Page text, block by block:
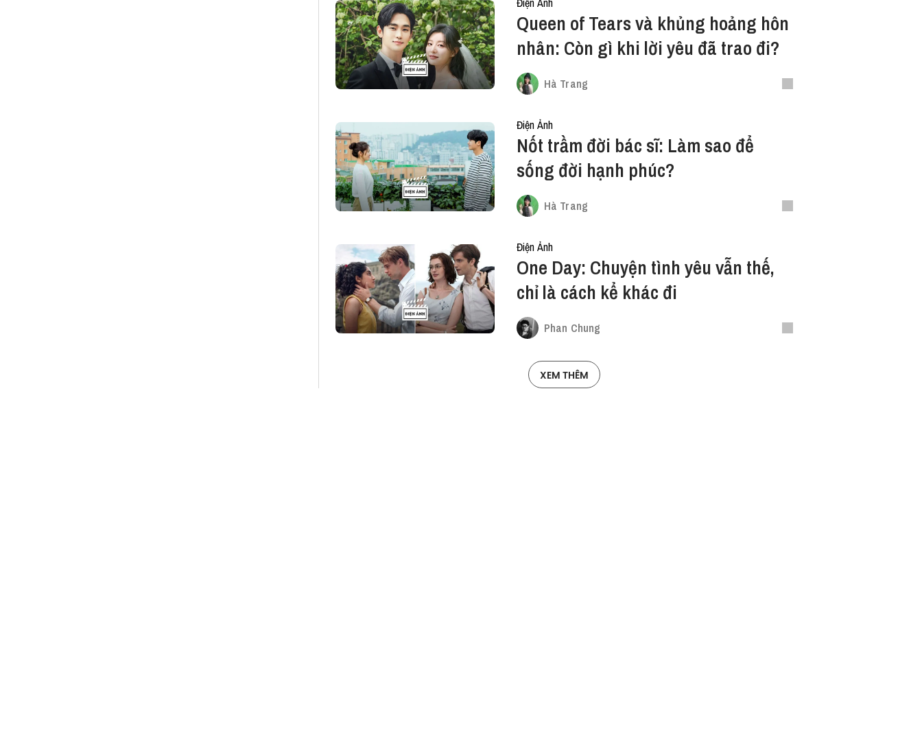
Queen of Tears và khủng hoảng hôn
nhân: Còn gì khi lời yêu đã trao đi?
Hà Trang
Điện Ảnh
Nốt trầm đời bác sĩ: Làm sao để
sống đời hạnh phúc?
Hà Trang
Điện Ảnh
One Day: Chuyện tình yêu vẫn thế,
chỉ là cách kể khác đi
Phan Chung
XEM THÊM